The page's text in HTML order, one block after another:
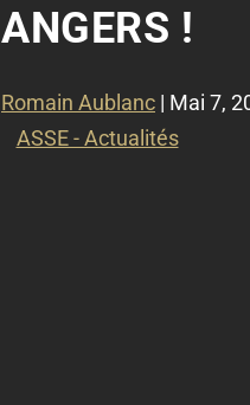
ANGERS !
Romain Aublanc | Mai 7,
ASSE - Actualités